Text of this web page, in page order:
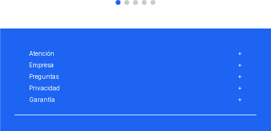
Atención
+
Empresa
+
Preguntas
+
Privacidad
+
Garantía
+